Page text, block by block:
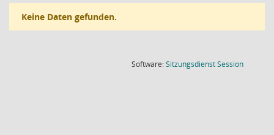
Keine Daten gefunden.
Software:SitzungsdienstSession(Wird in